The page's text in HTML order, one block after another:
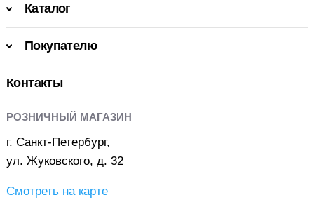
Каталог
Покупателю
Контакты
РОЗНИЧНЫЙ МАГАЗИН
г. Санкт-Петербург,
ул. Жуковского, д. 32
Смотреть на карте